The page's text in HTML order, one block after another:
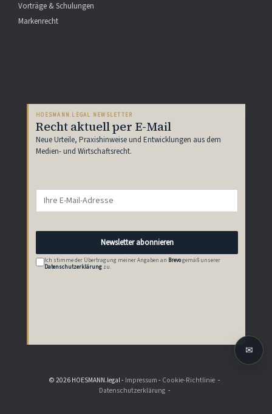
Vorträge & Schulungen
Markenrecht
HOESMANN.LEGAL NEWSLETTER
Recht aktuell per E-Mail
Neue Urteile, Praxishinweise und Entwicklungen aus dem
Medien- und Wirtschaftsrecht.
Newsletter abonnieren
Ich stimme der Übertragung meiner Angaben an Brevogemäß unserer
Datenschutzerklärung zu.
© 2026 HOESMANN.legal - Impressum- Cookie-Richtlinie
Datenschutzerklärung
✉